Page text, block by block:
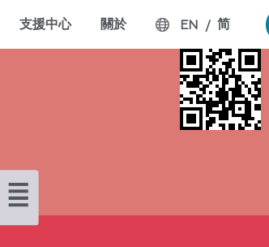
支援中心 關於 EN / 简